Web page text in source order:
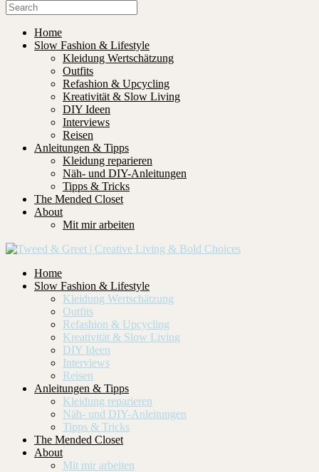
Home
Slow Fashion & Lifestyle
Kleidung Wertschätzung
Outfits
Refashion & Upcycling
Kreativität & Slow Living
DIY Ideen
Interviews
Reisen
Anleitungen & Tipps
Kleidung reparieren
Näh- und DIY-Anleitungen
Tipps & Tricks
The Mended Closet
About
Mit mir arbeiten
Home
Slow Fashion & Lifestyle
Kleidung Wertschätzung
Outfits
Refashion & Upcycling
Kreativität & Slow Living
DIY Ideen
Interviews
Reisen
Anleitungen & Tipps
Kleidung reparieren
Näh- und DIY-Anleitungen
Tipps & Tricks
The Mended Closet
About
Mit mir arbeiten